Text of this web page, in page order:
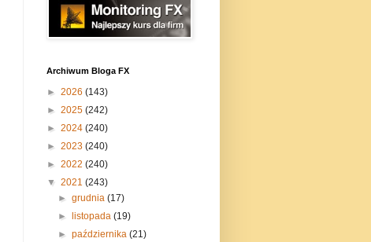
Archiwum Bloga FX
► 2026 (143)
► 2025 (242)
► 2024 (240)
► 2023 (240)
► 2022 (240)
▼ 2021 (243)
►grudnia(17)
►listopada(19)
►października(21)